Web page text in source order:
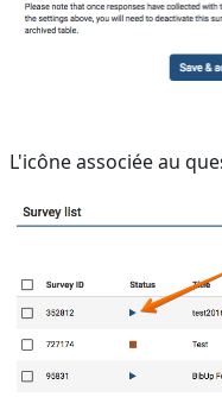
L'icône associée au